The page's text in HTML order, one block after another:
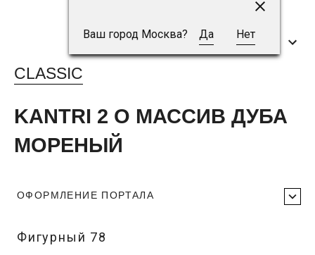
Ваш город Москва? Да Нет
CLASSIC
KANTRI 2 O МАССИВ ДУБА
МОРЕНЫЙ
ОФОРМЛЕНИЕ ПОРТАЛА
Фигурный 78